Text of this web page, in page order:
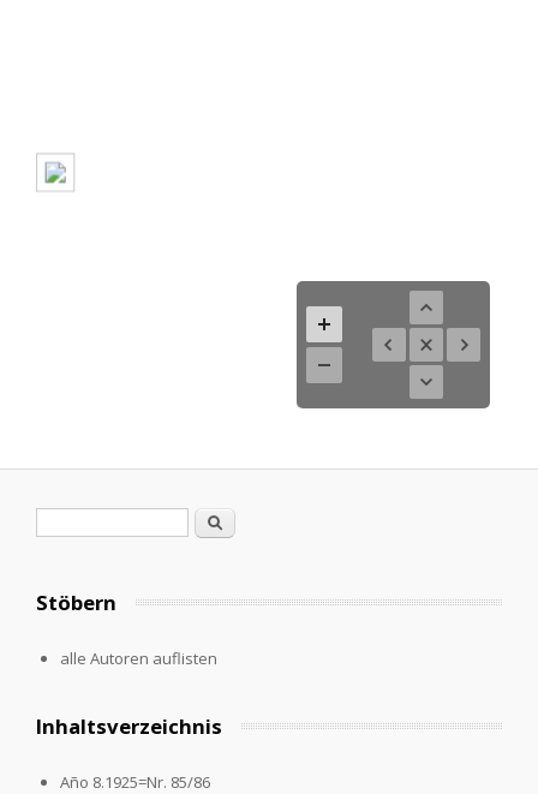
Suche
Stöbern
alle Autoren auflisten
Inhaltsverzeichnis
Año 8.1925=Nr. 85/86